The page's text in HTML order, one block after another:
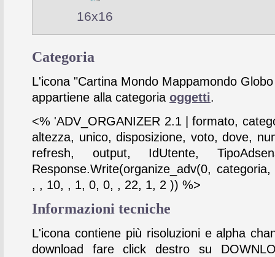
16x16
Categoria
L'icona "Cartina Mondo Mappamondo
appartiene alla categoria oggetti.
<% 'ADV_ORGANIZER 2.1 | formato,
altezza, unico, disposizione, voto, dove,
refresh, output, IdUtente,
Response.Write(organize_adv(0,
, , 10, , 1, 0, 0, , 22, 1, 2 )) %>
Informazioni tecniche
L'icona contiene più risoluzioni e alpha
download fare click destro su